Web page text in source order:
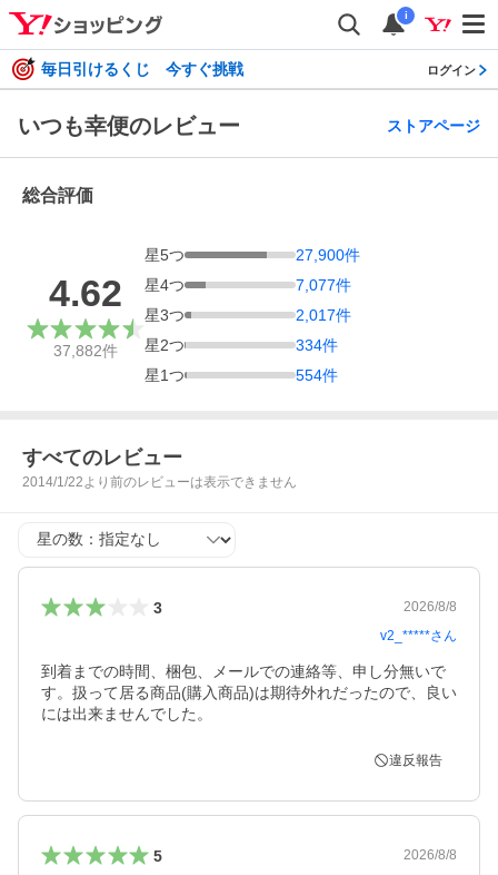
i
毎日引けるくじ 今すぐ挑戦 ログイン
いつも幸便のレビュー ストアページ
総合評価
4.62
37,882件
星5つ 27,900件
星4つ 7,077件
星3つ 2,017件
星2つ 334件
星1つ 554件
すべてのレビュー
2014/1/22より前のレビューは表示できません
星の数
3
2026/8/8
v2_*****さん
到着までの時間、梱包、メールでの連絡等、申し分無いで
す。扱って居る商品(購入商品)は期待外れだったので、良い
には出来ませんでした。
違反報告
5
2026/8/8